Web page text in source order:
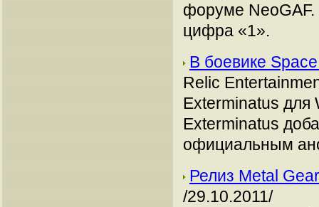
форуме
цифра «1».
В боевике
Relic
Exterminatus для
Exterminatus
официальным
Релиз Metal
/29.10.2011/